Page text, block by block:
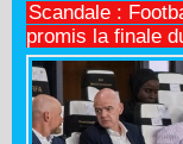
Scandale :
promis la finale